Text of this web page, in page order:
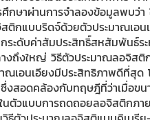
กษาผ่านการจำลองข้อมูลพบว่
ติกแบบริดจ์ด้วยตัวประมาณเอ
ระดับค่าสัมประสิทธิ์สหสัมพันธ์ร
งถึงใหญ่ วิธีตัวประมาณลอจิส
เอนเอียงมีประสิทธิภาพดีที่สุด
งสอดคล้องกับทฤษฎีที่ว่าเมื่อข
นตัวแบบการถดถอยลอจิสติกภ